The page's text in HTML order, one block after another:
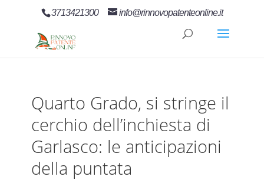
3713421300 info@rinnovopatenteonline.it
Quarto Grado, si stringe il
cerchio dell’inchiesta di
Garlasco: le anticipazioni
della puntata